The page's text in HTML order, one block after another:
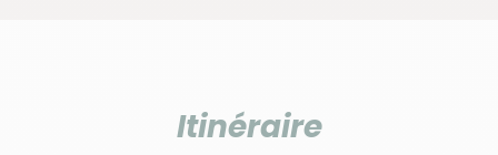
Itinéraire